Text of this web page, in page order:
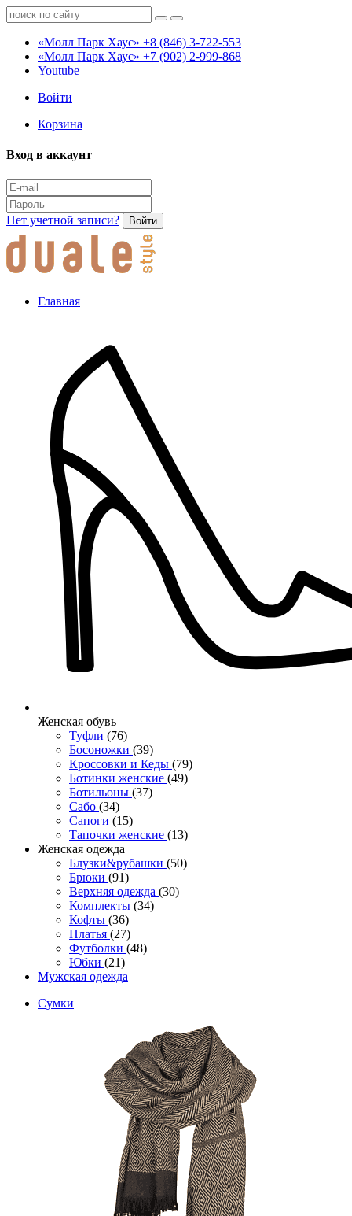
«Молл Парк Хаус» +8 (846) 3-722-553
«Молл Парк Хаус» +7 (902) 2-999-868
Youtube
Войти
Корзина
Вход в аккаунт
Нет учетной записи? Войти
Главная
Женcкая обувь
Туфли (76)
Босоножки (39)
Кроссовки и Кеды (79)
Ботинки женские (49)
Ботильоны (37)
Сабо (34)
Сапоги (15)
Тапочки женские (13)
Женская одежда
Блузки&рубашки (50)
Брюки (91)
Верхняя одежда (30)
Комплекты (34)
Кофты (36)
Платья (27)
Футболки (48)
Юбки (21)
Мужская одежда
Сумки